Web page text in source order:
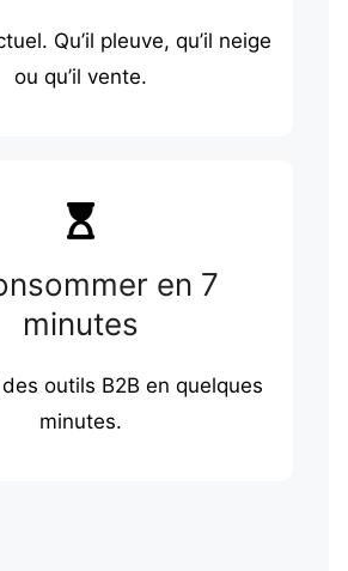
Qu’il pleuve, qu’il neige
ou qu’il vente.
en 7
minutes
des outils B2B en quelques
minutes.